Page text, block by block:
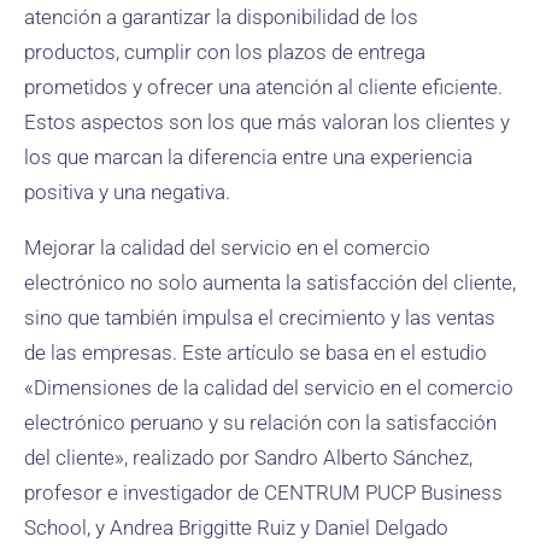
atención a garantizar la disponibilidad de los
productos, cumplir con los plazos de entrega
prometidos y ofrecer una atención al cliente eficiente.
Estos aspectos son los que más valoran los clientes y
los que marcan la diferencia entre una experiencia
positiva y una negativa.
Mejorar la calidad del servicio en el comercio
electrónico no solo aumenta la satisfacción del cliente,
sino que también impulsa el crecimiento y las ventas
de las empresas. Este artículo se basa en el estudio
«Dimensiones de la calidad del servicio en el comercio
electrónico peruano y su relación con la satisfacción
del cliente», realizado por Sandro Alberto Sánchez,
profesor e investigador de CENTRUM PUCP Business
School, y Andrea Briggitte Ruiz y Daniel Delgado